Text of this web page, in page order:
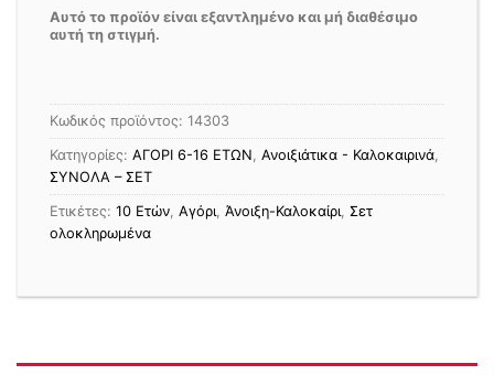
Αυτό το προϊόν είναι εξαντλημένο και μή διαθέσιμο
αυτή τη στιγμή.
Κωδικός προϊόντος: 14303
Κατηγορίες: ΑΓΟΡΙ 6-16 ΕΤΩΝ Ανοιξιάτικα - Καλοκαιρινά
ΣΥΝΟΛΑ – ΣΕΤ
Ετικέτες: 10 Ετών Αγόρι Άνοιξη-Καλοκαίρι Σετ
ολοκληρωμένα